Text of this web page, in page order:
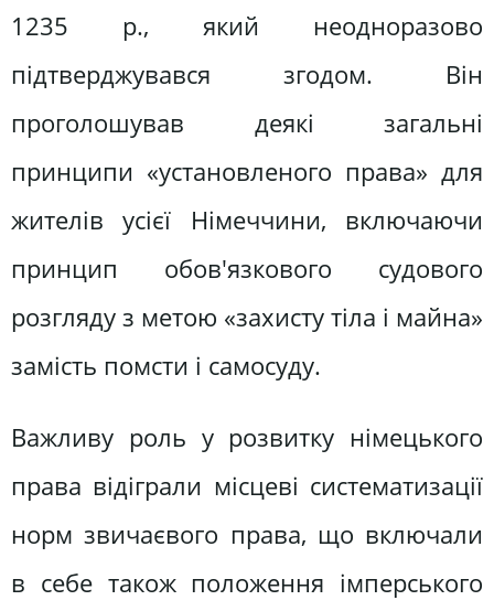
1235 p., який неодноразово
підтверджувався згодом. Він
проголошував деякі загальні
принципи «установленого права» для
жителів усієї Німеччини, включаючи
принцип обов'язкового судового
розгляду з метою «захисту тіла і майна»
замість помсти і самосуду.
Важливу роль у розвитку німецького
права відіграли місцеві систематизації
норм звичаєвого права, що включали
в себе також положення імперського